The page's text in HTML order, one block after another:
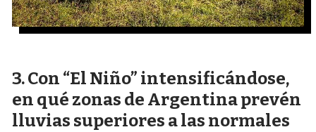
Con “El Niño” intensificándose,
en qué zonas de Argentina prevén
lluvias superiores a las normales